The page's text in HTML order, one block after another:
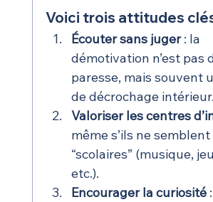
Voici trois attitudes
Écouter sans juger : la
démotivation n’est pas
paresse, mais souvent
de décrochage intérieur.
Valoriser les centres
même s’ils ne semblent
“scolaires” (musique,
etc.).
Encourager la curiosité